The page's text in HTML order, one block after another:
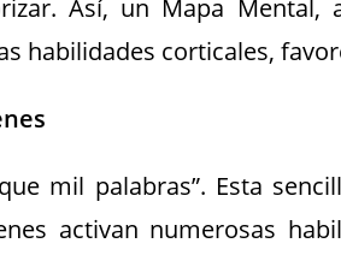
Así, un Mapa
habilidades corticales,
mil palabras”. Esta
activan numerosas